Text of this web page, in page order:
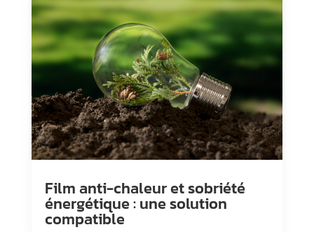
Film anti-chaleur et sobriété
énergétique : une solution
compatible